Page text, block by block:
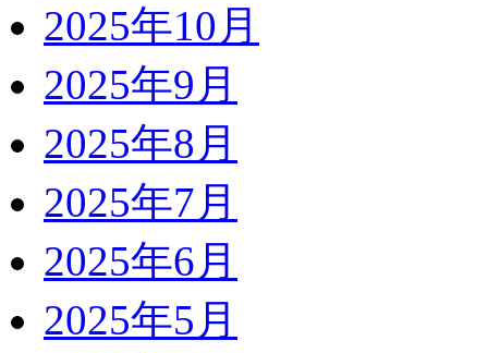
2025年10月
2025年9月
2025年8月
2025年7月
2025年6月
2025年5月